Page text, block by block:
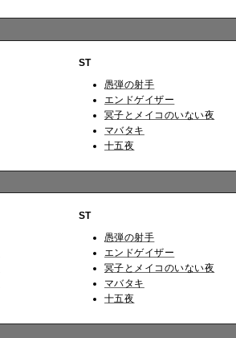
ST
愚弾の射手
エンドゲイザー
冥子とメイコのいない夜
マバタキ
十五夜
ST
愚弾の射手
エンドゲイザー
冥子とメイコのいない夜
マバタキ
十五夜